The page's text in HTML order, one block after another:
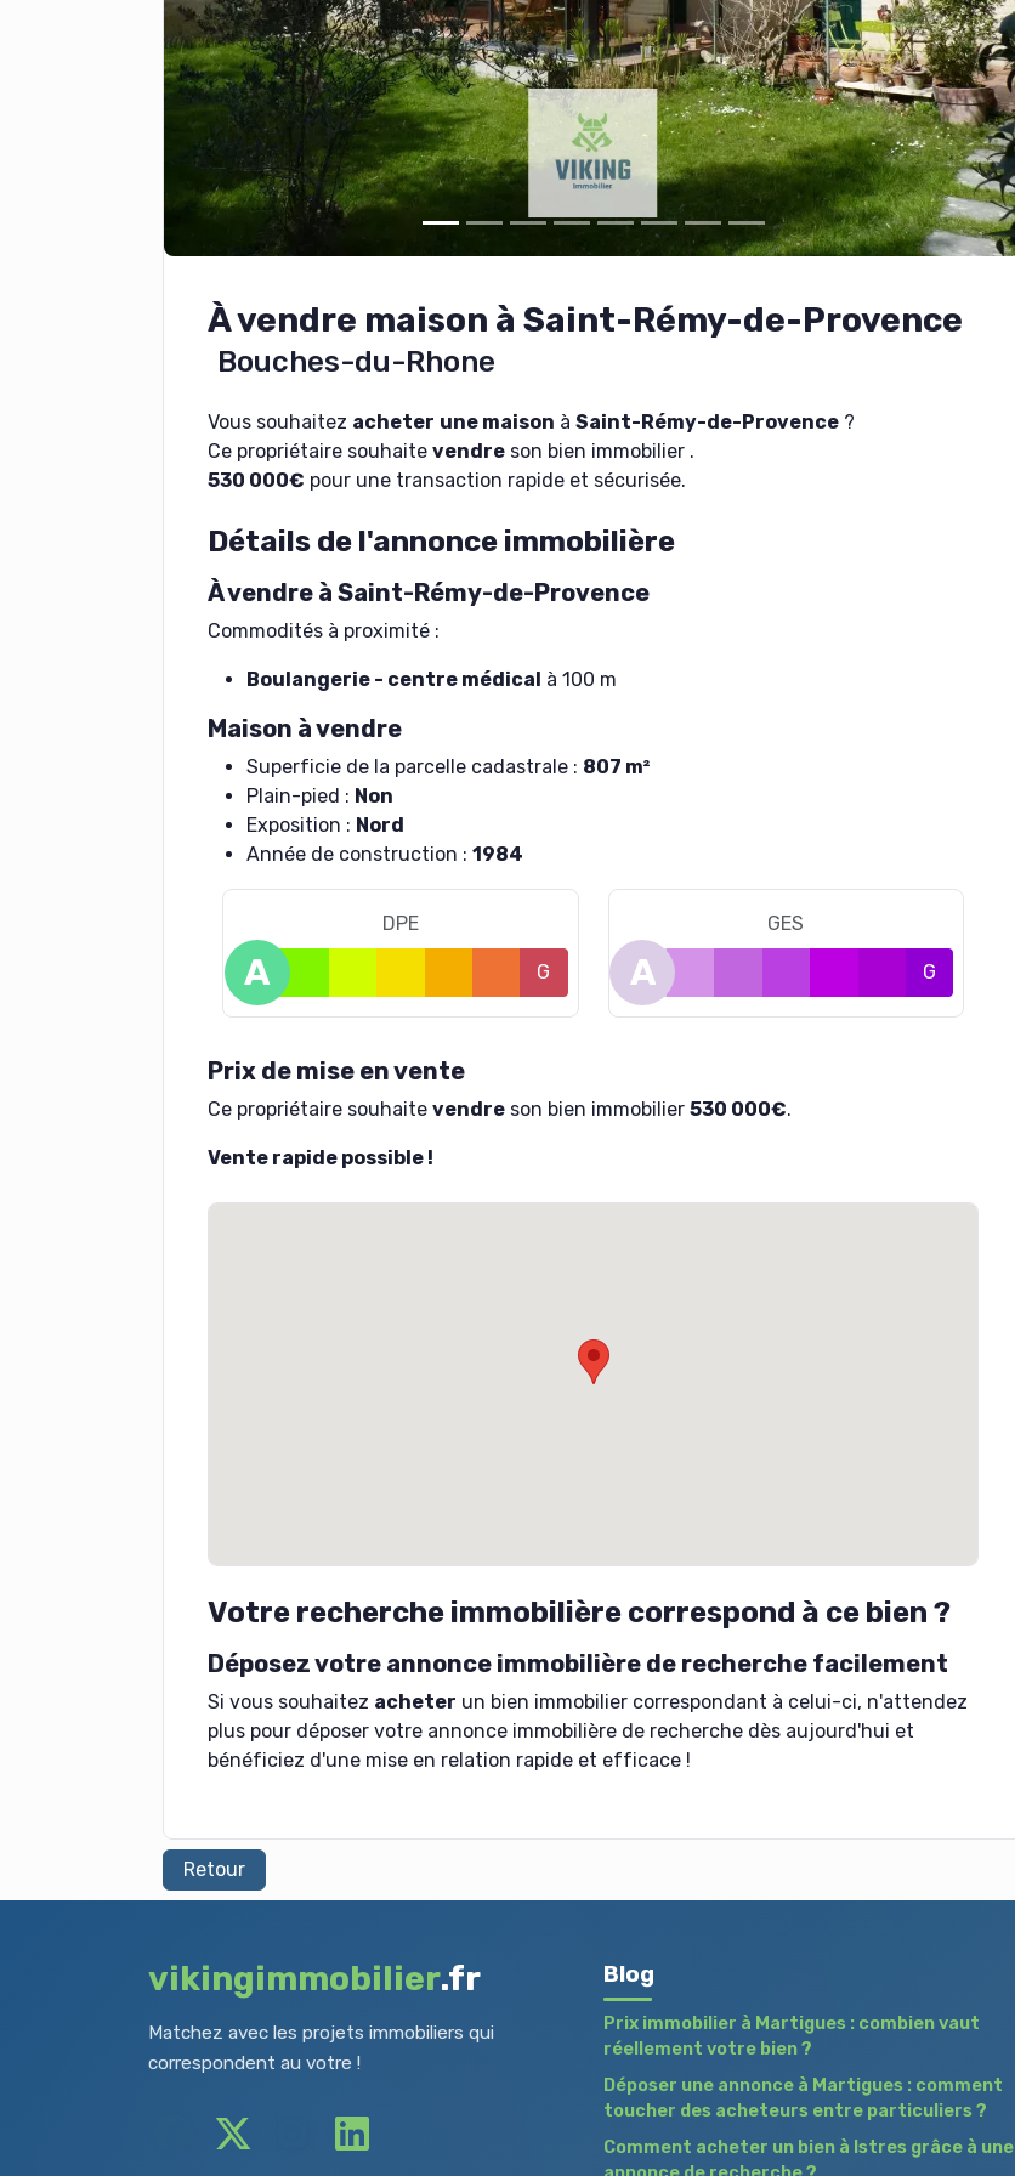
À vendre maison à Saint-Rémy-de-Provence
Bouches-du-Rhone
Vous souhaitez acheter une maison à Saint-Rémy-de-Provence ?
Ce propriétaire souhaite vendre son bien immobilier .
530 000€ pour une transaction rapide et sécurisée.
Détails de l'annonce immobilière
À vendre à Saint-Rémy-de-Provence
Commodités à proximité :
Boulangerie - centre médical à 100 m
Maison à vendre
Superficie de la parcelle cadastrale : 807 m²
Plain-pied : Non
Exposition : Nord
Année de construction : 1984
DPE
A G
GES
A G
Prix de mise en vente
Ce propriétaire souhaite vendre son bien immobilier 530 000€.
Vente rapide possible !
Votre recherche immobilière correspond à ce bien ?
Déposez votre annonce immobilière de recherche facilement
Si vous souhaitez acheter un bien immobilier correspondant à celui-ci, n'attendez
plus pour déposer votre annonce immobilière de recherche dès aujourd'hui et
bénéficiez d'une mise en relation rapide et efficace !
Retour
vikingimmobilier.fr
Matchez avec les projets immobiliers qui
correspondent au votre !
Blog
Prix immobilier à Martigues : combien vaut
réellement votre bien ?
Déposer une annonce à Martigues : comment
toucher des acheteurs entre particuliers ?
Comment acheter un bien à Istres grâce à une